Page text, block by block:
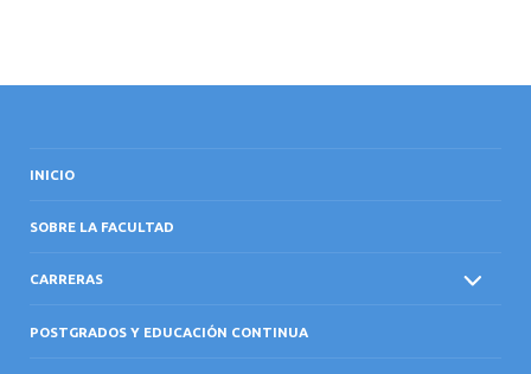
INICIO
SOBRE LA FACULTAD
CARRERAS
POSTGRADOS Y EDUCACIÓN CONTINUA